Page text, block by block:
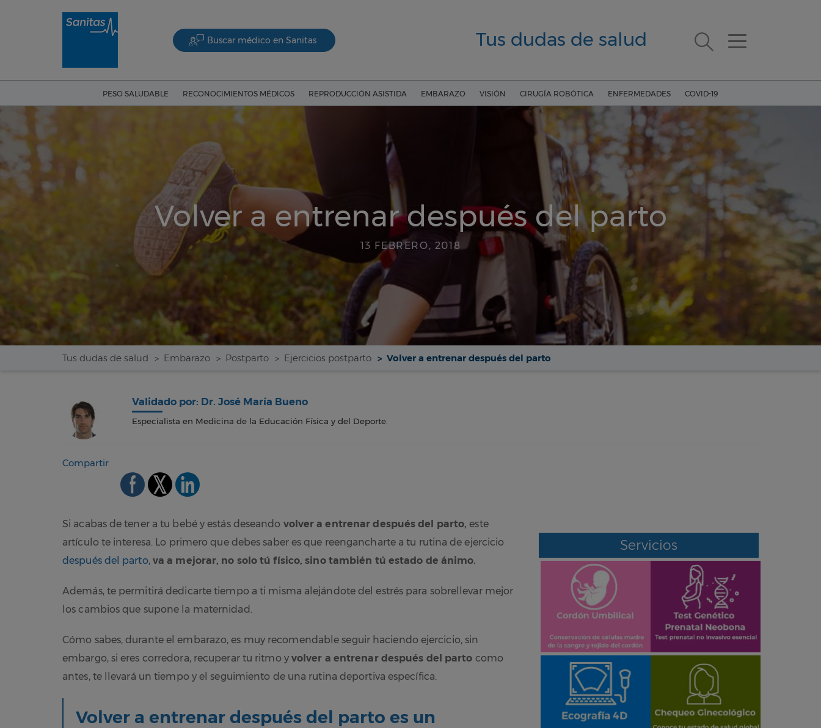
Buscar médico en Sanitas Tus dudas de salud
PESO SALUDABLE RECONOCIMIENTOS MÉDICOS REPRODUCCIÓN ASISTIDA EMBARAZO VISIÓN CIRUGÍA ROBÓTICA ENFERMEDADES COVID-19
Volver a entrenar después del parto
13 FEBRERO, 2018
Tus dudas de salud Embarazo Postparto Ejercicios postparto Volver a entrenar después del parto
Validado por: Dr. José María Bueno
Especialista en Medicina de la Educación Física y del Deporte.
Compartir
Si acabas de tener a tu bebé y estás deseando volver a entrenar después del parto, este
artículo te interesa. Lo primero que debes saber es que reengancharte a tu rutina de ejercicio
después del parto,va a mejorar, no solo tú físico, sino también tú estado de ánimo.
Además, te permitirá dedicarte tiempo a ti misma alejándote del estrés para sobrellevar mejor
los cambios que supone la maternidad.
Cómo sabes, durante el embarazo, es muy recomendable seguir haciendo ejercicio, sin
embargo, si eres corredora, recuperar tu ritmo y volver a entrenar después del parto como
antes, te llevará un tiempo y el seguimiento de una rutina deportiva específica.
Volver a entrenar después del parto es un
Servicios